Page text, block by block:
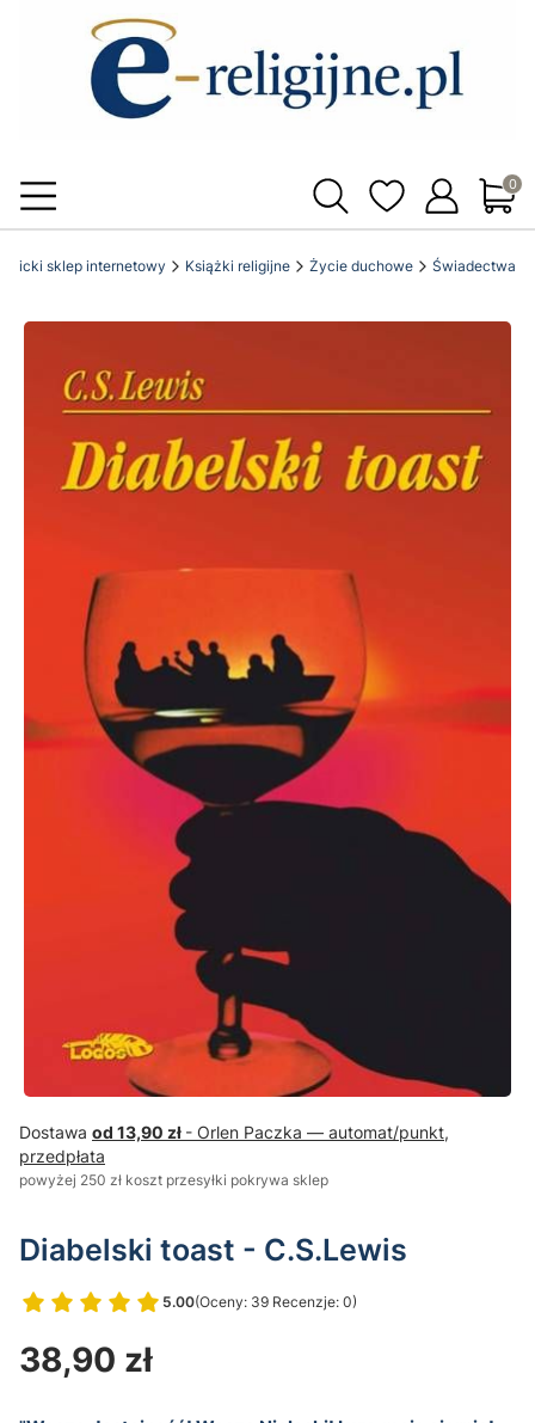
sklep internetowy Książki religijne Życie duchowe Świadectwa
Dostawa od 13,90 zł - Orlen Paczka — automat/punkt,
przedpłata
powyżej 250 zł koszt przesyłki pokrywa sklep
Diabelski toast - C.S.Lewis
5.00(Oceny: 39 Recenzje: 0)
Przejdź do sekcji Opinie
Cena
38,90 zł